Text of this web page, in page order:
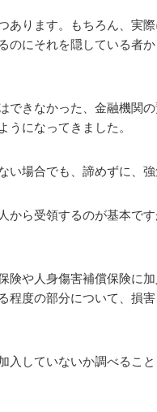
あります。もちろん、実
のにそれを隠している者
できなかった、金融機関
うになってきました。
い場合でも、諦めずに、強
から受領するのが基本で
険や人身傷害補償保険に
程度の部分について、損
していないか調べること